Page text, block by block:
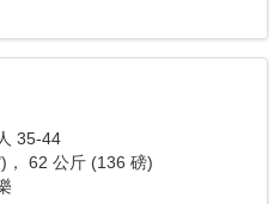
35-44
， 62 公斤 (136 磅)